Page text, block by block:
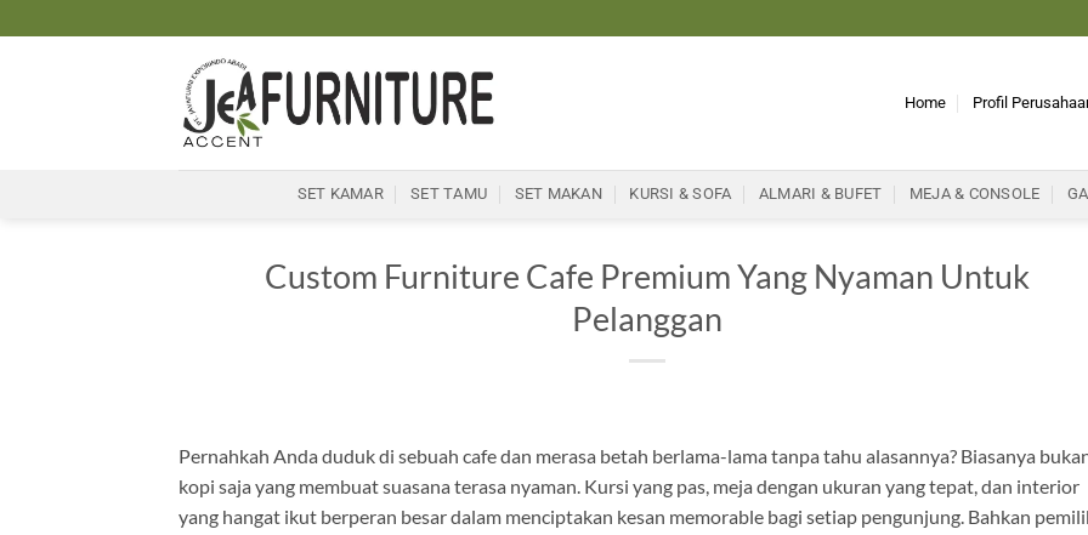
to
Home Profil
SET KAMAR SET TAMU SET MAKAN KURSI & SOFA ALMARI & BUFET MEJA & CONSOLE
Custom Furniture Cafe Premium Yang Nyaman Untuk
Pelanggan
Pernahkah Anda duduk di sebuah cafe dan merasa betah berlama-lama tanpa tahu alasannya? Biasanya
kopi saja yang membuat suasana terasa nyaman. Kursi yang pas, meja dengan ukuran yang tepat, dan interior
yang hangat ikut berperan besar dalam menciptakan kesan memorable bagi setiap pengunjung. Bahkan